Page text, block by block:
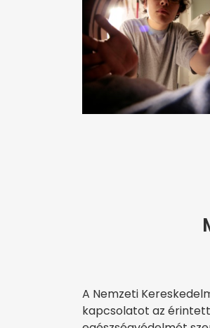
A Nemzeti
kapcsolatot az